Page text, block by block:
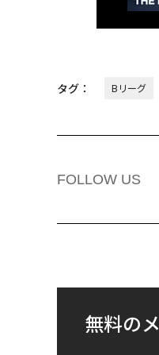
タグ： Bリーグ
FOLLOW US
無料の